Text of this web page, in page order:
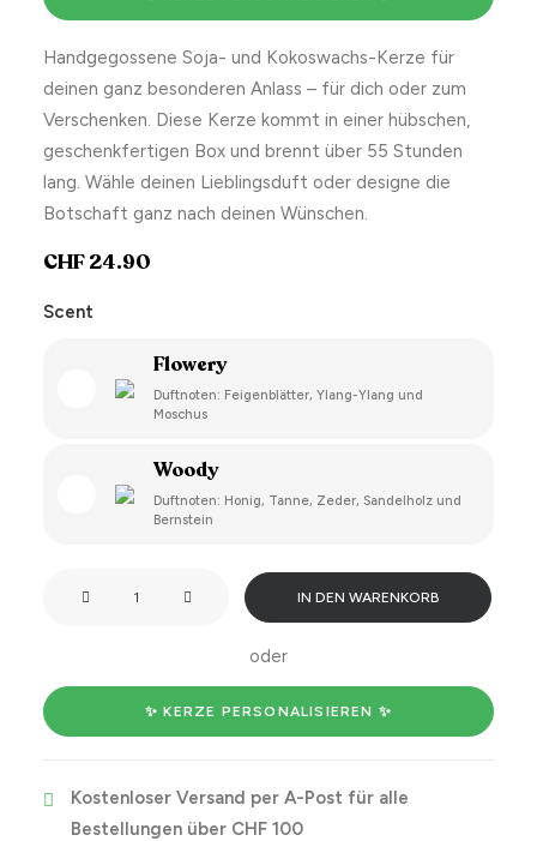
Handgegossene Soja- und Kokoswachs-Kerze für
deinen ganz besonderen Anlass – für dich oder zum
Verschenken. Diese Kerze kommt in einer hübschen,
geschenkfertigen Box und brennt über 55 Stunden
lang. Wähle deinen Lieblingsduft oder designe die
Botschaft ganz nach deinen Wünschen.
CHF24.90
Scent
Flowery
Duftnoten: Feigenblätter, Ylang-Ylang und
Moschus
Woody
Duftnoten: Honig, Tanne, Zeder, Sandelholz und
Bernstein
born
in
Menge
IN DEN WARENKORB
oder
✨ KERZE PERSONALISIEREN ✨
Kostenloser Versand per A-Post für alle
Bestellungen über CHF 100